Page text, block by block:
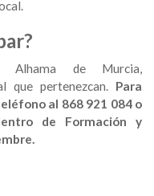
Alhama de Murcia,
que pertenezcan. Para
al 868 921 084 o
de Formación y